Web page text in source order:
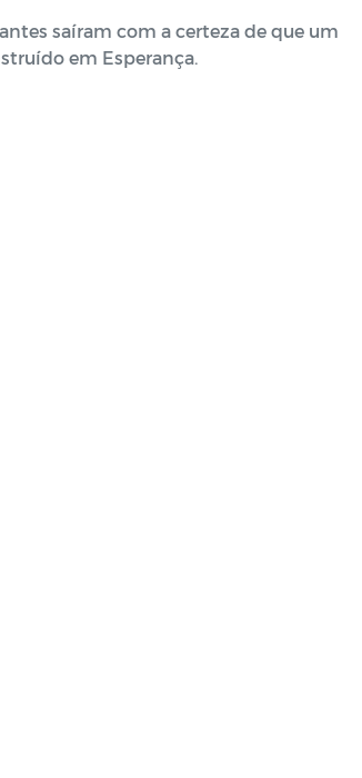
saíram com a certeza de que um
em Esperança.